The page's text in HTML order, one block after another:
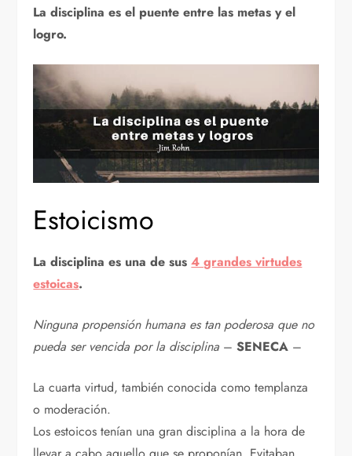
La disciplina es el puente entre las metas y el
logro.
Estoicismo
La disciplina es una de sus4 grandes virtudes
estoicas.
Ninguna propensión humana es tan poderosa que no
pueda ser vencida por la disciplina –SENECA –
La cuarta virtud, también conocida como templanza
o moderación.
Los estoicos tenían una gran disciplina a la hora de